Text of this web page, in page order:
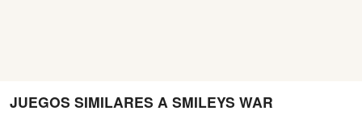
JUEGOS SIMILARES A SMILEYS WAR